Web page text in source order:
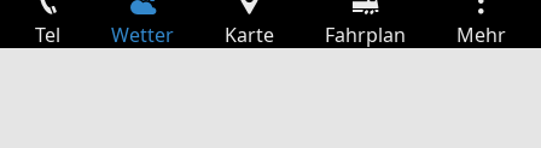
Tel Wetter Karte Fahrplan Mehr